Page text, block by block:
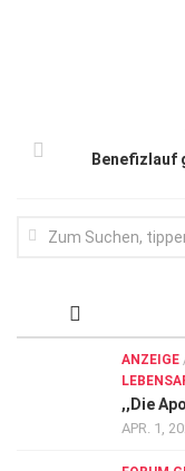
Hören Benefizlauf
ANZEIGE
,,Die
APR. 1,